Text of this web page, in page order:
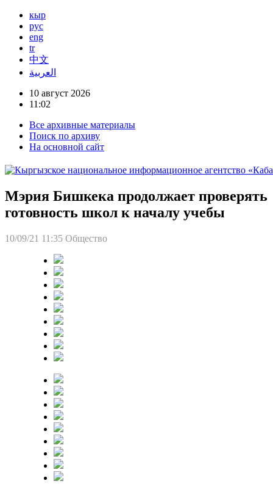
кыр
рус
eng
tr
中文
العربية
10 август 2026
11:02
Все архивные материалы
Поиск по архиву
На основной сайт
Мэрия Бишкека продолжает проверять
готовность школ к началу учебы
10/09/21 11:35 Общество